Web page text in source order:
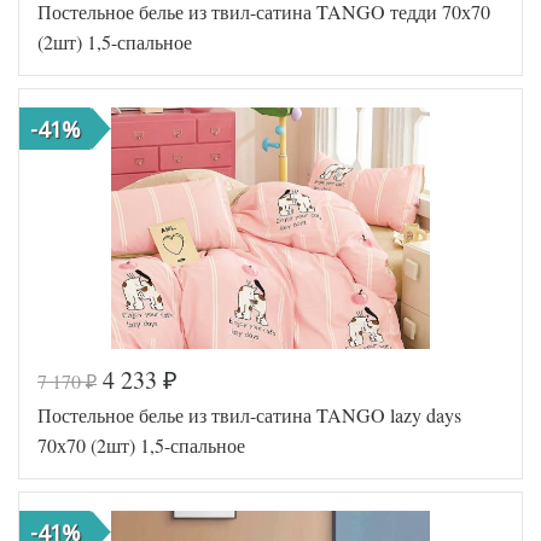
Артикул
TT1237
Ткань
Твил
Размер
пододеяльника 150х200
Размер
простыни
180х230
50х70
(1шт),
70х70
(1шт)
Производитель
Tango
(Китай)
Код товара
577-911
Артикул
TT1243
Ткань
Твил
Размер
пододеяльника 150х200
Размер
Постельное белье из твил-сатина TANGO тедди 70х70
(2шт) 1,5-спальное
-41%
7 170₽ 4 233 ₽
Постельное белье из твил-сатина TANGO lazy days
70х70 (2шт) 1,5-спальное
-41%